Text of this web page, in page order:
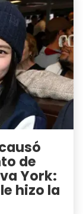
de
York:
hizo la